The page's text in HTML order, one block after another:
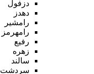
دزفول
دهدز
رامشیر
رامهرمز
رفیع
زهره
سالند
سردشت